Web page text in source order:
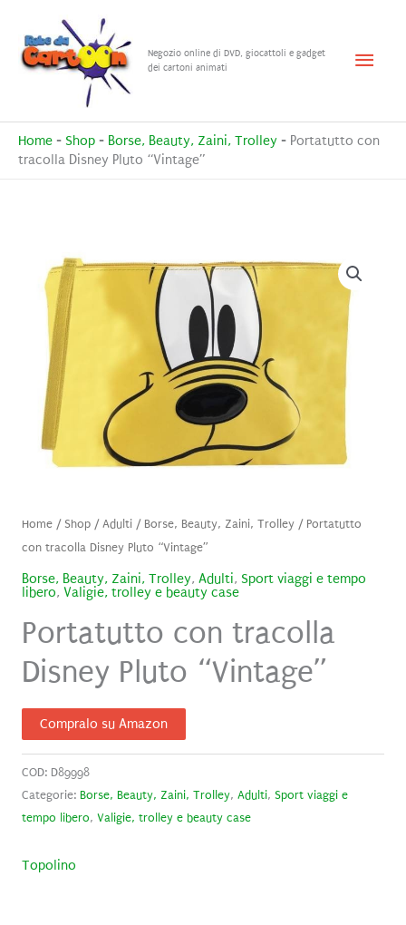
contenuto
Negozio online di DVD, giocattoli e gadget
dei cartoni animati
Menu
Home - Shop - Borse, Beauty, Zaini, Trolley - Portatutto con
tracolla Disney Pluto “Vintage”
Home/ Shop/Adulti/ Borse, Beauty, Zaini, Trolley/ Portatutto
con tracolla Disney Pluto “Vintage”
Borse, Beauty, Zaini, Trolley, Adulti, Sport viaggi e tempo
libero, Valigie, trolley e beauty case
Portatutto con tracolla
Disney Pluto “Vintage”
Compralo su Amazon
COD: D89998
Categorie: Borse, Beauty, Zaini, Trolley, Adulti, Sport viaggi e
tempo libero, Valigie, trolley e beauty case
Topolino